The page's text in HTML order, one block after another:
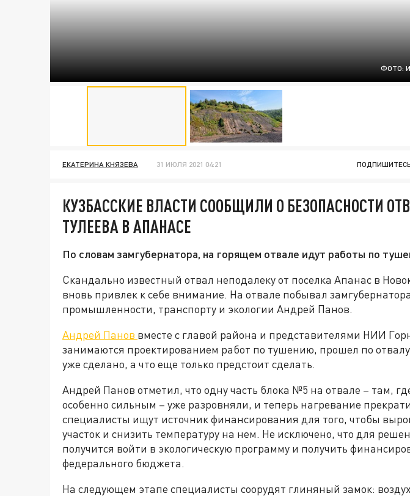
ФОТО:
ЕКАТЕРИНА КНЯЗЕВА 31 ИЮЛЯ 2021 04:21
КУЗБАССКИЕ ВЛАСТИ СООБЩИЛИ О БЕЗОПАСНОСТИ
ТУЛЕЕВА В АПАНАСЕ
По словам замгубернатора, на горящем отвале идут работы по
Скандально известный отвал неподалеку от поселка Апанас в
вновь привлек к себе внимание. На отвале побывал
промышленности, транспорту и экологии Андрей Панов.
Андрей Панов вместе с главой района и представителями НИИ
занимаются проектированием работ по тушению, прошел по
уже сделано, а что еще только предстоит сделать.
Андрей Панов отметил, что одну часть блока №5 на отвале – там,
особенно сильным – уже разровняли, и теперь нагревание
специалисты ищут источник финансирования для того, чтобы
участок и снизить температуру на нем. Не исключено, что для
получится войти в экологическую программу и получить
федерального бюджета.
На следующем этапе специалисты соорудят глиняный замок: